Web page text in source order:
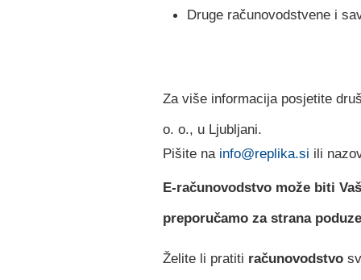
Druge računovodstvene i
Za više informacija posjetite
o. o., u Ljubljani.
Pišite na info@replika.si ili
E-računovodstvo može biti
preporučamo za strana
Želite li pratiti računovodstvo